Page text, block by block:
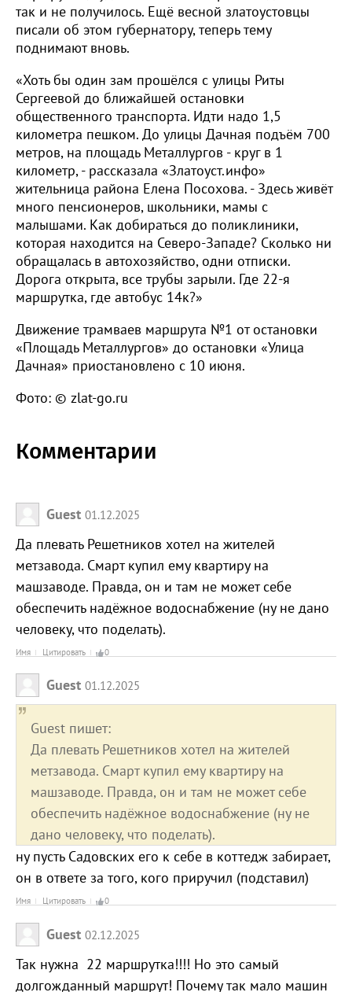
так и не получилось. Ещё весной златоустовцы
писали об этом губернатору, теперь тему
поднимают вновь.
«Хоть бы один зам прошёлся с улицы Риты
Сергеевой до ближайшей остановки
общественного транспорта. Идти надо 1,5
километра пешком. До улицы Дачная подъём 700
метров, на площадь Металлургов - круг в 1
километр, - рассказала «Златоуст.инфо»
жительница района Елена Посохова. - Здесь живёт
много пенсионеров, школьники, мамы с
малышами. Как добираться до поликлиники,
которая находится на Северо-Западе? Сколько ни
обращалась в автохозяйство, одни отписки.
Дорога открыта, все трубы зарыли. Где 22-я
маршрутка, где автобус 14к?»
Движение трамваев маршрута №1 от остановки
«Площадь Металлургов» до остановки «Улица
Дачная» приостановлено с 10 июня.
Фото: © zlat-go.ru
Комментарии
Guest 01.12.2025
Да плевать Решетников хотел на жителей
метзавода. Смарт купил ему квартиру на
машзаводе. Правда, он и там не может себе
обеспечить надёжное водоснабжение (ну не дано
человеку, что поделать).
Имя Цитировать 0
Guest 01.12.2025
Guest пишет:
Да плевать Решетников хотел на жителей
метзавода. Смарт купил ему квартиру на
машзаводе. Правда, он и там не может себе
обеспечить надёжное водоснабжение (ну не
дано человеку, что поделать).
ну пусть Садовских его к себе в коттедж забирает,
он в ответе за того, кого приручил (подставил)
Имя Цитировать 0
Guest 02.12.2025
Так нужна 22 маршрутка!!!! Но это самый
долгожданный маршрут! Почему так мало машин